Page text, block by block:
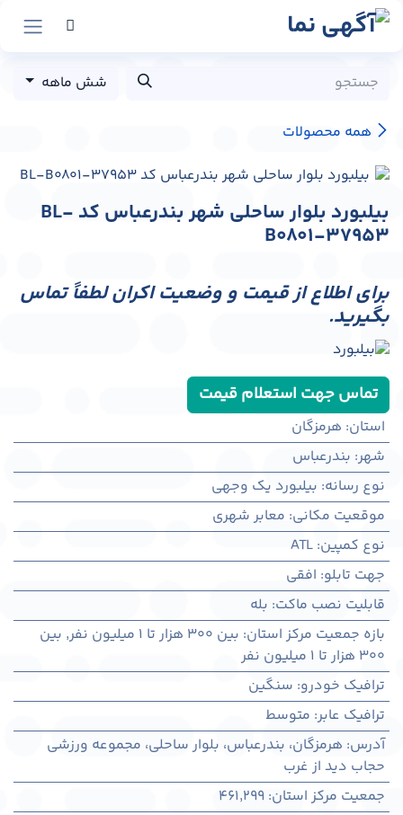
پرش به محتوا
همه محصولات
شش ماهه
بیلبورد بلوار ساحلی شهر بندرعباس کد BL-
B0801-37953
برای اطلاع از قیمت و وضعیت اکران لطفاً تماس
بگیرید.
تماس جهت استعلام قیمت
استان: هرمزگان
شهر: بندرعباس
نوع رسانه: بیلبورد یک وجهی
موقعیت مکانی: معابر شهری
نوع کمپین:
ATL
جهت تابلو: افقی
قابلیت نصب ماکت: بله
بازه جمعیت مرکز استان: بین ۳۰۰ هزار تا ۱ میلیون نفر , بین
۳۰۰ هزار تا ۱ میلیون نفر
ترافیک خودرو: سنگین
ترافیک عابر: متوسط
آدرس: هرمزگان، بندرعباس، بلوار ساحلی، مجموعه ورزشی
حجاب دید از غرب
جمعیت مرکز استان:
461,299